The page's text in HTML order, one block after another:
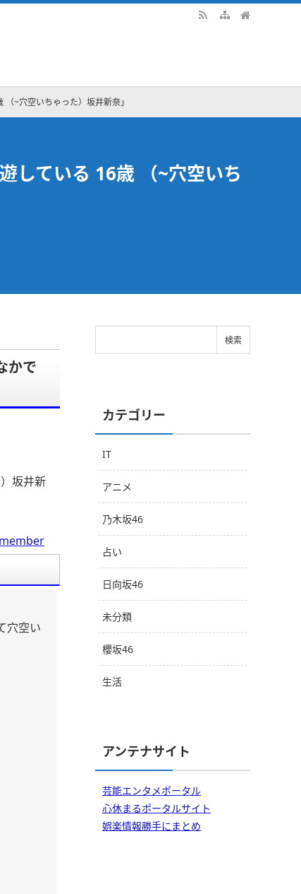
~穴空いちゃった）坂井新奈」
している 16歳 （~穴空いち
かで
坂井新
穴空い
カテゴリー
IT
アニメ
乃木坂46
占い
日向坂46
未分類
櫻坂46
生活
アンテナサイト
芸能エンタメポータル
心休まるポータルサイト
娯楽情報勝手にまとめ